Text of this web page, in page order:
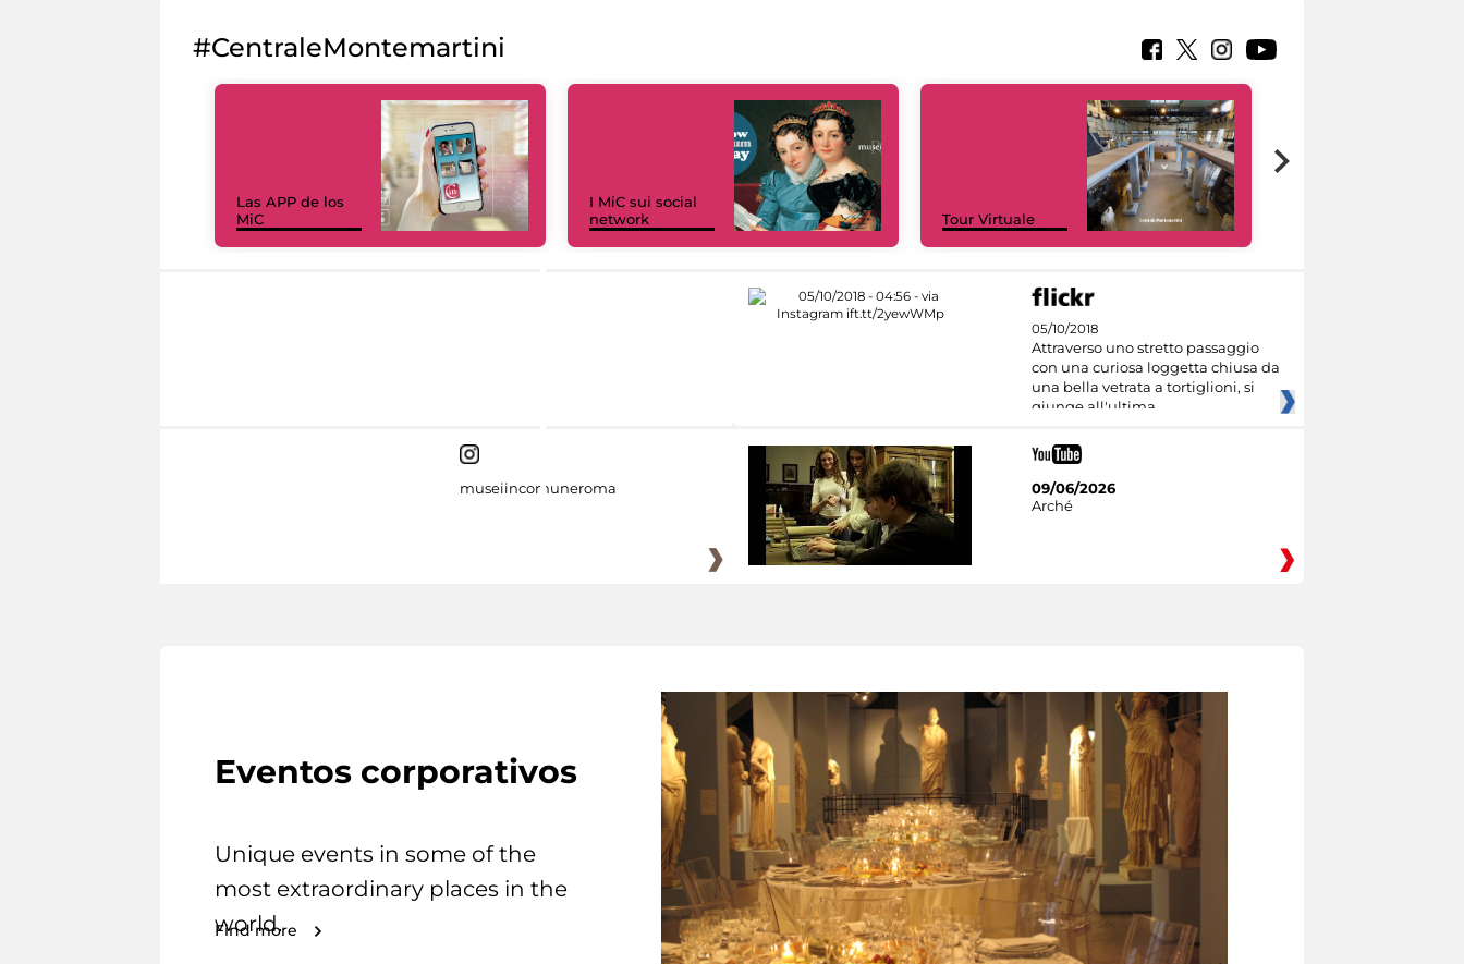
#CentraleMontemartini
Las APP de los
MiC
I MiC sui social
network
Tour Virtuale
05/10/2018
Attraverso uno stretto passaggio
con una curiosa loggetta chiusa da
una bella vetrata a tortiglioni, si
giunge all'ultima
museiincomuneroma
09/06/2026
Arché
Eventos corporativos
Unique events in some of the
most extraordinary places in the
world.
Find more